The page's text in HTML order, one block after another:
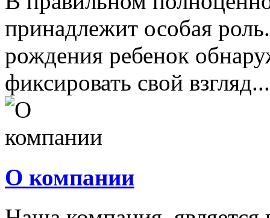
принадлежит особая
рождения ребенок
фиксировать свой взгляд...
О компании